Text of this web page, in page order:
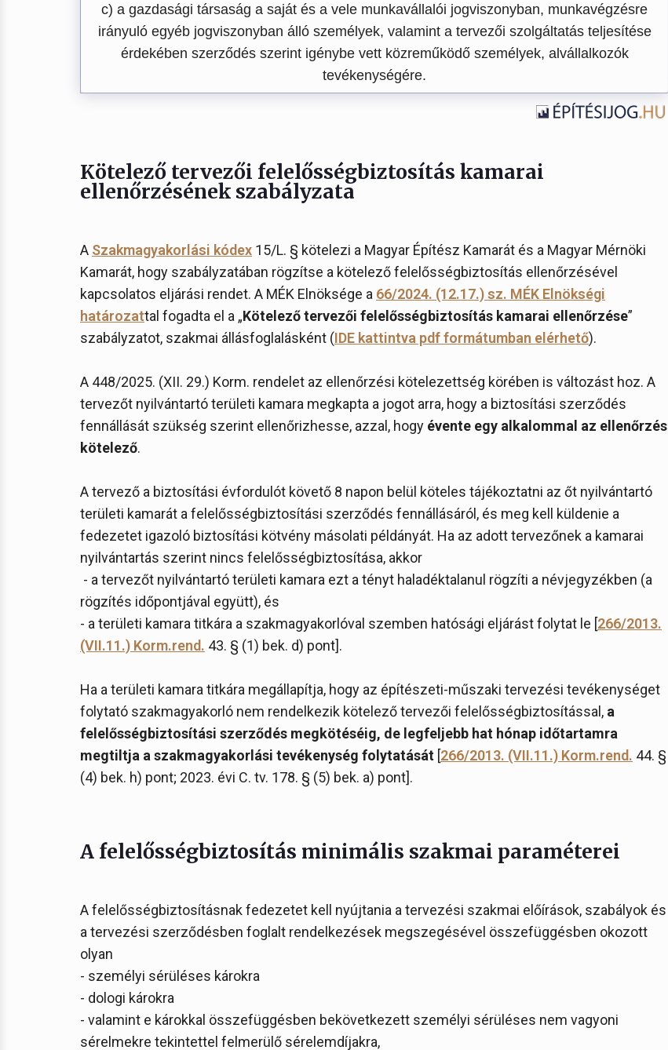
c) a gazdasági társaság a saját és a vele munkavállalói jogviszonyban, munkavégzésre
irányuló egyéb jogviszonyban álló személyek, valamint a tervezői szolgáltatás teljesítése
érdekében szerződés szerint igénybe vett közreműködő személyek, alvállalkozók
tevékenységére.
Kötelező tervezői felelősségbiztosítás kamarai
ellenőrzésének szabályzata
A Szakmagyakorlási kódex 15/L. § kötelezi a Magyar Építész Kamarát és a Magyar Mérnöki
Kamarát, hogy szabályzatában rögzítse a kötelező felelősségbiztosítás ellenőrzésével
kapcsolatos eljárási rendet. A MÉK Elnöksége a 66/2024. (12.17.) sz. MÉK Elnökségi
határozattal fogadta el a „Kötelező tervezői felelősségbiztosítás kamarai ellenőrzése”
szabályzatot, szakmai állásfoglalásként (IDE kattintva pdf formátumban elérhető).
A 448/2025. (XII. 29.) Korm. rendelet az ellenőrzési kötelezettség körében is változást hoz. A
tervezőt nyilvántartó területi kamara megkapta a jogot arra, hogy a biztosítási szerződés
fennállását szükség szerint ellenőrizhesse, azzal, hogy évente egy alkalommal az ellenőrzés
kötelező.
A tervező a biztosítási évfordulót követő 8 napon belül köteles tájékoztatni az őt nyilvántartó
területi kamarát a felelősségbiztosítási szerződés fennállásáról, és meg kell küldenie a
fedezetet igazoló biztosítási kötvény másolati példányát. Ha az adott tervezőnek a kamarai
nyilvántartás szerint nincs felelősségbiztosítása, akkor
- a tervezőt nyilvántartó területi kamara ezt a tényt haladéktalanul rögzíti a névjegyzékben (a
rögzítés időpontjával együtt), és
- a területi kamara titkára a szakmagyakorlóval szemben hatósági eljárást folytat le [266/2013.
(VII.11.) Korm.rend. 43. § (1) bek. d) pont].
Ha a területi kamara titkára megállapítja, hogy az építészeti-műszaki tervezési tevékenységet
folytató szakmagyakorló nem rendelkezik kötelező tervezői felelősségbiztosítással, a
felelősségbiztosítási szerződés megkötéséig, de legfeljebb hat hónap időtartamra
megtiltja a szakmagyakorlási tevékenység folytatását [266/2013. (VII.11.) Korm.rend. 44. §
(4) bek. h) pont; 2023. évi C. tv. 178. § (5) bek. a) pont].
A felelősségbiztosítás minimális szakmai paraméterei
A felelősségbiztosításnak fedezetet kell nyújtania a tervezési szakmai előírások, szabályok és
a tervezési szerződésben foglalt rendelkezések megszegésével összefüggésben okozott
olyan
- személyi sérüléses károkra
- dologi károkra
- valamint e károkkal összefüggésben bekövetkezett személyi sérüléses nem vagyoni
sérelmekre tekintettel felmerülő sérelemdíjakra,